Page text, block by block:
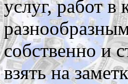
услуг, работ
собственно и
взять на